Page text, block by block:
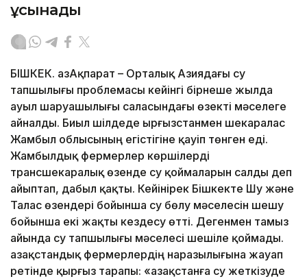
ұсынады
БІШКЕК. ҚазАқпарат – Орталық Азиядағы су
тапшылығы проблемасы кейінгі бірнеше жылда
ауыл шаруашылығы саласындағы өзекті мәселеге
айналды. Биыл шілдеде Қырғызстанмен шекаралас
Жамбыл облысының егістігіне қауіп төнген еді.
Жамбылдық фермерлер көршілерді
трансшекаралық өзенде су қоймаларын салды деп
айыптап, дабыл қақты. Кейінірек Бішкекте Шу және
Талас өзендері бойынша су бөлу мәселесін шешу
бойынша екі жақты кездесу өтті. Дегенмен тамыз
айында су тапшылығы мәселесі шешіле қоймады.
Қазақстандық фермерлердің наразылығына жауап
ретінде қырғыз тарапы: «Қазақстанға су жеткізуде